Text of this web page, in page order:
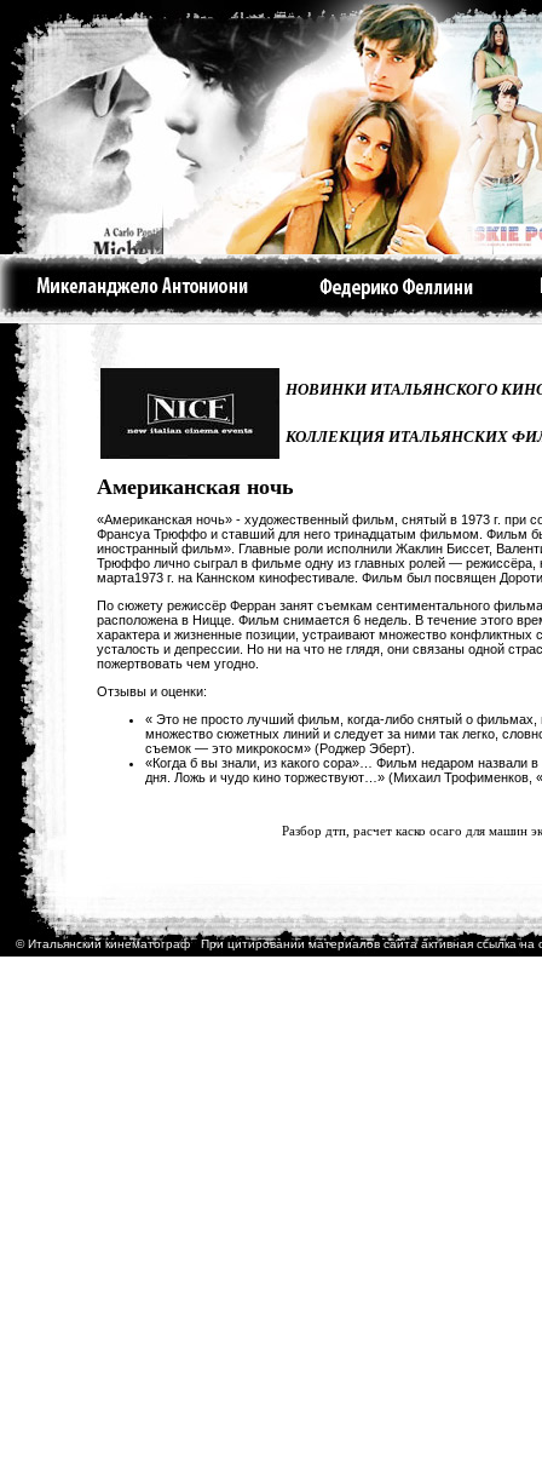
НОВИНКИ ИТАЛЬЯНСКОГО
КОЛЛЕКЦИЯ ИТАЛЬЯНСКИХ
Американская ночь
«Американская ночь» - художественный фильм, снятый в 1973 г. при
Франсуа Трюффо и ставший для него тринадцатым фильмом. Фильм
иностранный фильм». Главные роли исполнили Жаклин Биссет,
Трюффо лично сыграл в фильме одну из главных ролей — режиссёра,
марта1973 г. на Каннском кинофестивале. Фильм был посвящен
По сюжету режиссёр Ферран занят съемкам сентиментального
расположена в Ницце. Фильм снимается 6 недель. В течение этого
характера и жизненные позиции, устраивают множество
усталость и депрессии. Но ни на что не глядя, они связаны одной
пожертвовать чем угодно.
Отзывы и оценки:
« Это не просто лучший фильм, когда-либо снятый о
множество сюжетных линий и следует за ними так легко,
съемок — это микрокосм» (Роджер Эберт).
«Когда б вы знали, из какого сора»… Фильм недаром назвали
дня. Ложь и чудо кино торжествуют…» (Михаил Трофименков,
Разбор дтп,расчет каско осаго для машин
© Итальянский кинематограф При цитировании материалов сайта активная ссылка на